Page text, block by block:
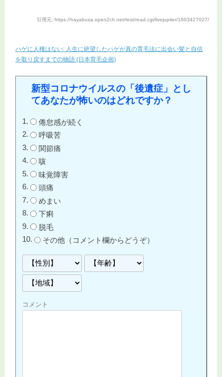
引用元: https://hayabusa.open2ch.net/test/read.cgi/livejupiter/1603427027/
ハゲに人権はない: 人生に絶望したハゲが真の育毛法に出会い髪と自信
を取り戻すまでの物語 (日本育毛企画)
新型コロナウイルスの「後遺症」とし
てあなたが怖いのはどれですか？
倦怠感が続く
呼吸苦
関節痛
咳
味覚障害
頭痛
めまい
下痢
脱毛
その他（コメント欄からどうぞ）
コメント